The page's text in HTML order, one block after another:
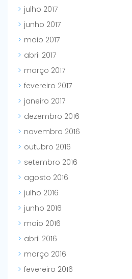
julho 2017
junho 2017
maio 2017
abril 2017
março 2017
fevereiro 2017
janeiro 2017
dezembro 2016
novembro 2016
outubro 2016
setembro 2016
agosto 2016
julho 2016
junho 2016
maio 2016
abril 2016
março 2016
fevereiro 2016